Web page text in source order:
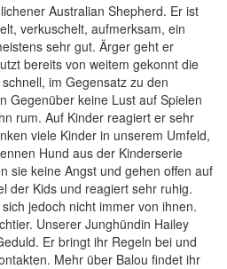
Australian Shepherd. Er ist
verkuschelt, aufmerksam, ein
sehr gut. Ärger geht er
bereits von weitem gekonnt die
im Gegensatz zu den
Gegenüber keine Lust auf Spielen
rum. Auf Kinder reagiert er sehr
viele Kinder in unserem Umfeld,
Hund aus der Kinderserie
sie keine Angst und gehen offen auf
der Kids und reagiert sehr ruhig.
jedoch nicht immer von ihnen.
Unserer Junghündin Hailey
Er bringt ihr Regeln bei und
Mehr über Balou findet ihr